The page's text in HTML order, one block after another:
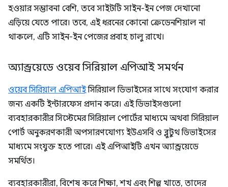
হওয়ার সম্ভাবনা বেশি, তবে সাইটটি সাইন-ইন পেজ দেখানো
এড়িয়ে যেতে পারে। তবে, এই ধরনের কোনো ক্রেডেনশিয়াল না
থাকলে, এটি সাইন-ইন পেজের প্রবাহ চালু রাখে।
অ্যান্ড্রয়েডে ওয়েব সিরিয়াল এপিআই সমর্থন
ওয়েব সিরিয়াল এপিআইসিরিয়াল ডিভাইসের সাথে সংযোগ করার
জন্য একটি ইন্টারফেস প্রদান করে। এই ডিভাইসগুলো
ব্যবহারকারীর সিস্টেমের সিরিয়াল পোর্টের মাধ্যমে অথবা সিরিয়াল
পোর্ট অনুকরণকারী অপসারণযোগ্য ইউএসবি ও ব্লুটুথ ডিভাইসের
মাধ্যমে সংযুক্ত হতে পারে। এই এপিআইটি এখন অ্যান্ড্রয়েডে
সমর্থিত।
ব্যবহারকারীরা, বিশেষ করে শিক্ষা, শখ এবং শিল্প খাতে, তাদের